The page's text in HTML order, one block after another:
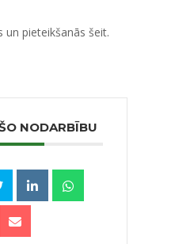
un pieteikšanās šeit.
NODARBĪBU